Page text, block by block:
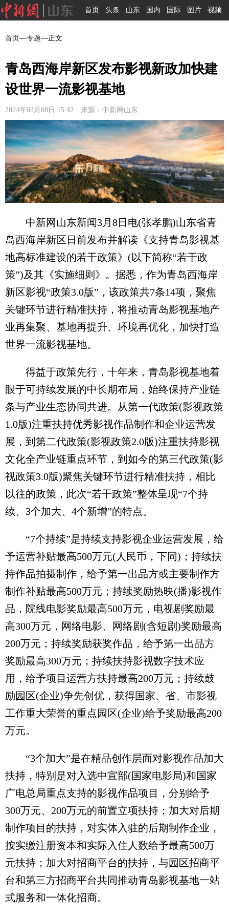
首页 头条 山东 国内 国际 图片 视频
首页—专题—正文
青岛西海岸新区发布影视新政加快建
设世界一流影视基地
2024年03月08日 15:42 来源：中新网山东
中新网山东新闻3月8日电(张孝鹏)山东省青
岛西海岸新区日前发布并解读《支持青岛影视基
地高标准建设的若干政策》(以下简称“若干政
策”)及其《实施细则》。据悉，作为青岛西海岸
新区影视“政策3.0版”，该政策共7条14项，聚焦
关键环节进行精准扶持，将推动青岛影视基地产
业再集聚、基地再提升、环境再优化，加快打造
世界一流影视基地。
得益于政策先行，十年来，青岛影视基地着
眼于可持续发展的中长期布局，始终保持产业链
条与产业生态协同共进。从第一代政策(影视政策
1.0版)注重扶持优秀影视作品制作和企业运营发
展，到第二代政策(影视政策2.0版)注重扶持影视
文化全产业链重点环节，到如今的第三代政策(影
视政策3.0版)聚焦关键环节进行精准扶持，相比
以往的政策，此次“若干政策”整体呈现“7个持
续、3个加大、4个新增”的特点。
“7个持续”是持续支持影视企业运营发展，给
予运营补贴最高500万元(人民币，下同)；持续扶
持作品拍摄制作，给予第一出品方或主要制作方
制作补贴最高500万元；持续奖励热映(播)影视作
品，院线电影奖励最高500万元，电视剧奖励最
高300万元，网络电影、网络剧(含短剧)奖励最高
200万元；持续奖励获奖作品，给予第一出品方
奖励最高300万元；持续扶持影视数字技术应
用，给予项目运营方扶持最高200万元；持续鼓
励园区(企业)争先创优，获得国家、省、市影视
工作重大荣誉的重点园区(企业)给予奖励最高200
万元。
“3个加大”是在精品创作层面对影视作品加大
扶持，特别是对入选中宣部(国家电影局)和国家
广电总局重点支持的影视作品项目，分别给予
300万元、200万元的前置立项扶持；加大对后期
制作项目的扶持，对实体入驻的后期制作企业，
按实缴注册资本和实际入住人数给予最高500万
元扶持；加大对招商平台的扶持，与园区招商平
台和第三方招商平台共同推动青岛影视基地一站
式服务和一体化招商。